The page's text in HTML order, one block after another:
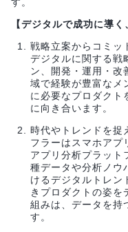
【デジタルで成功に導
戦略立案からコミッ
デジタルに関する戦
ン、開発・運用・改
域で経験が豊富なメ
に必要なプロダクト
に向き合います。
時代やトレンドを捉
フラーはスマホアプ
アプリ分析プラット
種データや分析ノウ
けるデジタルトレン
きプロダクトの姿を
組みは、データを持
す。